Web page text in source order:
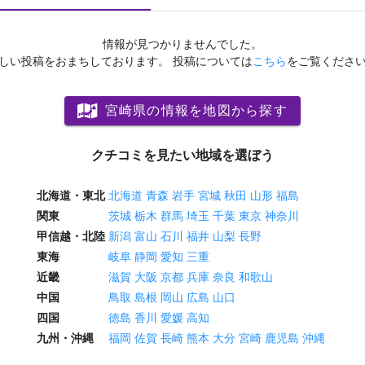
情報が見つかりませんでした。
い投稿をおまちしております。 投稿についてはこちらをご覧くださ
宮崎県の情報を地図から探す
クチコミを見たい地域を選ぼう
北海道・東北 北海道 青森 岩手 宮城 秋田 山形 福島
関東
茨城 栃木 群馬 埼玉 千葉 東京 神奈川
甲信越・北陸 新潟 富山 石川 福井 山梨 長野
東海
岐阜 静岡 愛知 三重
近畿
滋賀 大阪 京都 兵庫 奈良 和歌山
中国
鳥取 島根 岡山 広島 山口
四国
徳島 香川 愛媛 高知
九州・沖縄
福岡 佐賀 長崎 熊本 大分 宮崎 鹿児島 沖縄